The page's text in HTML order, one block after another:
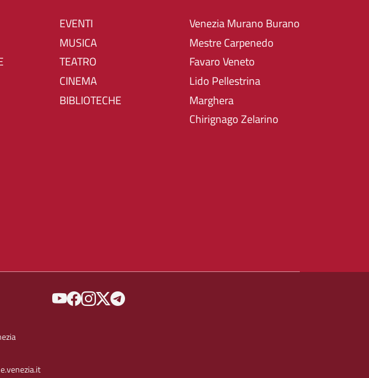
EVENTI
MUSICA
TEATRO
CINEMA
BIBLIOTECHE
Venezia Murano Burano
Mestre Carpenedo
Favaro Veneto
Lido Pellestrina
Marghera
Chirignago Zelarino
SOCIAL MENU